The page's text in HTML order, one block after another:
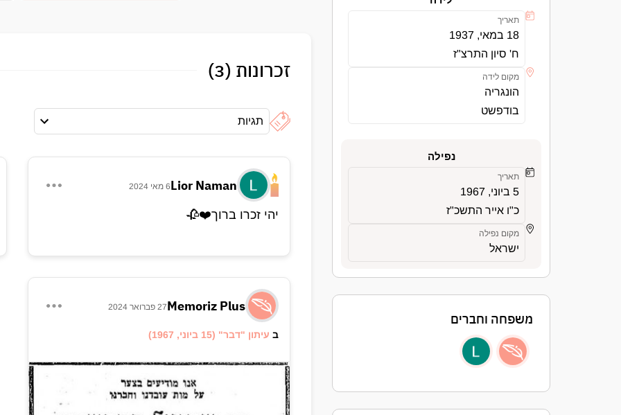
תאריך
18 במאי, 1937
ח' סיון התרצ"ז
מקום לידה
הונגריה
בודפשט
נפילה
תאריך
5 ביוני, 1967
כ"ו אייר התשכ"ז
מקום נפילה
ישראל
משפחה וחברים
זכרונות (3)
תגיות
Lior Naman6 מאי 2024
יהי זכרו ברוך❤️🥀
Memoriz Plus27 פברואר 2024
ב עיתון "דבר" (15 ביוני, 1967)